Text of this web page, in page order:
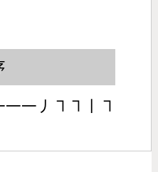
一丿㇕㇕丨㇕